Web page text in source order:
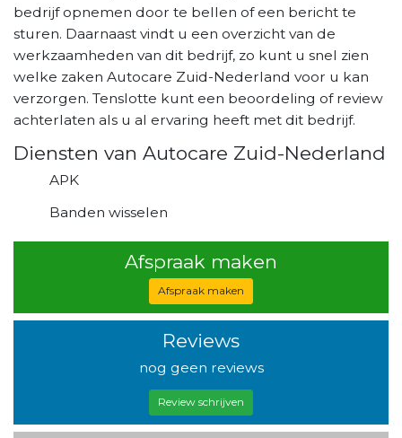
bedrijf opnemen door te bellen of een bericht te
sturen. Daarnaast vindt u een overzicht van de
werkzaamheden van dit bedrijf, zo kunt u snel zien
welke zaken Autocare Zuid-Nederland voor u kan
verzorgen. Tenslotte kunt een beoordeling of review
achterlaten als u al ervaring heeft met dit bedrijf.
Diensten van Autocare Zuid-Nederland
APK
Banden wisselen
Afspraak maken
Afspraak maken
Reviews
nog geen reviews
Review schrijven